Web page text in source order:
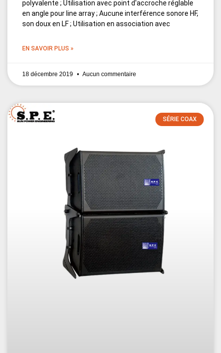
polyvalente ; Utilisation avec point d'accroche réglable
en angle pour line array ; Aucune interférence sonore HF,
son doux en LF ; Utilisation en association avec
EN SAVOIR PLUS »
18 décembre 2019 Aucun commentaire
SÉRIE COAX